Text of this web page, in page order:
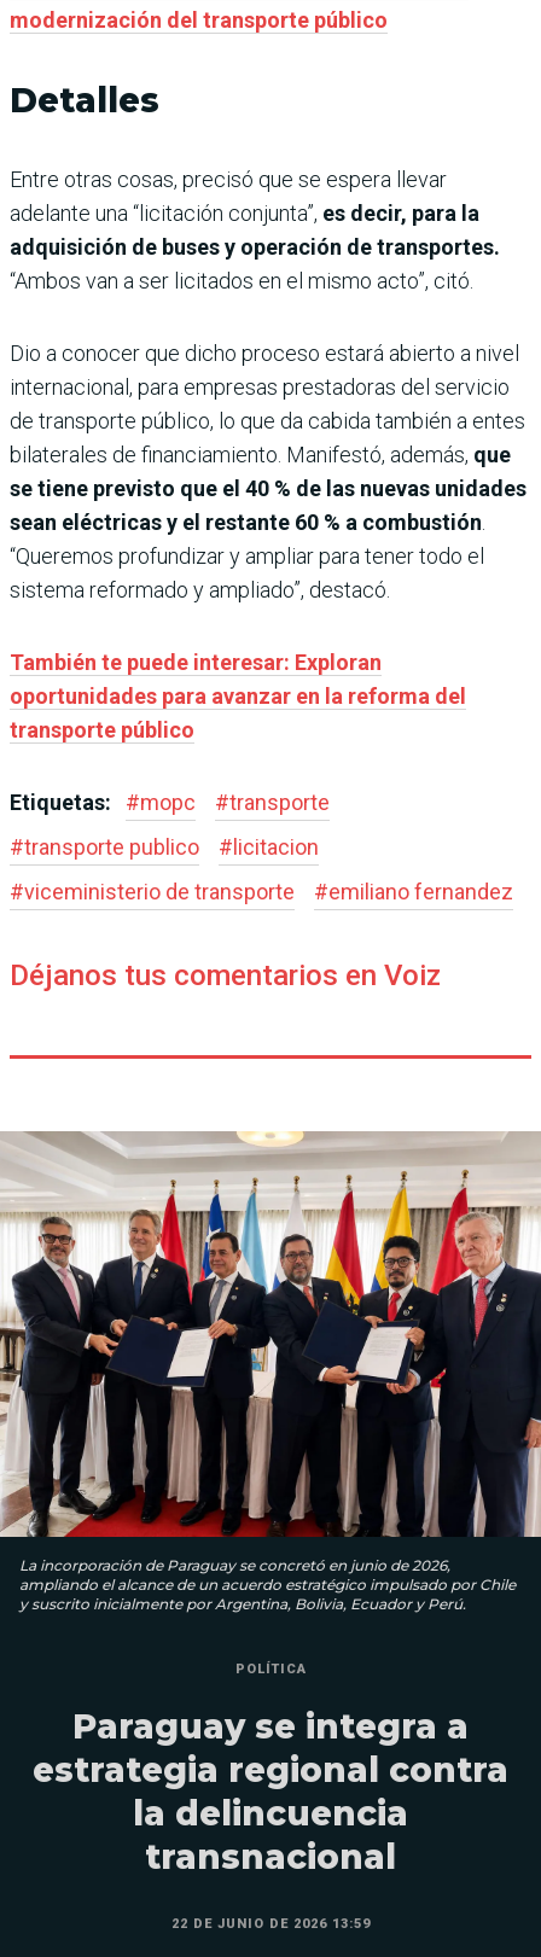
modernización del transporte público
Detalles
Entre otras cosas, precisó que se espera llevar
adelante una “licitación conjunta”, es decir, para la
adquisición de buses y operación de transportes.
“Ambos van a ser licitados en el mismo acto”, citó.
Dio a conocer que dicho proceso estará abierto a nivel
internacional, para empresas prestadoras del servicio
de transporte público, lo que da cabida también a entes
bilaterales de financiamiento. Manifestó, además, que
se tiene previsto que el 40 % de las nuevas unidades
sean eléctricas y el restante 60 % a combustión
“Queremos profundizar y ampliar para tener todo el
sistema reformado y ampliado”, destacó.
También te puede interesar: Exploran
oportunidades para avanzar en la reforma del
transporte público
Etiquetas: #mopc #transporte
#transporte publico #licitacion
#viceministerio de transporte #emiliano fernandez
Déjanos tus comentarios en Voiz
La incorporación de Paraguay se concretó en junio de 2026,
ampliando el alcance de un acuerdo estratégico impulsado por Chile
y suscrito inicialmente por Argentina, Bolivia, Ecuador y Perú.
POLÍTICA
Paraguay se integra a
estrategia regional contra
la delincuencia
transnacional
22 DE JUNIO DE 2026 13:59